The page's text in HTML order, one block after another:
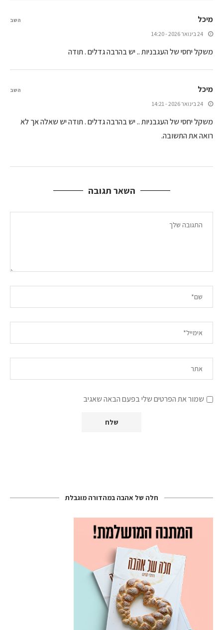
מיכל
24 בינואר 2026 - 14:20
משקל יחסי של העגבניות .. יש בהרבה גדלים . תודה
השב
מיכל
24 בינואר 2026 - 14:21
משקל יחסי של העגבניות .. יש בהרבה גדלים . תודה יש שאלה אך לא
רואה את התשובה.
השב
השאר תגובה
שמור את הפרטים שלי בפעם הבאה שאגיב
חלה של אהבה במהדורה מוגבלת